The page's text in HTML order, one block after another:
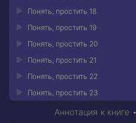
Понять, простить 18
Понять, простить 19
Понять, простить 20
Понять, простить 21
Понять, простить 22
Понять, простить 23
Аннотация к книге •